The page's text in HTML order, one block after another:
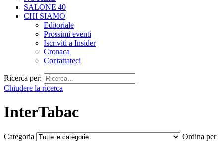
SALONE 40
CHI SIAMO
Editoriale
Prossimi eventi
Iscriviti a Insider
Cronaca
Contattateci
Ricerca per:
Chiudere la ricerca
InterTabac
Categoria Ordina per